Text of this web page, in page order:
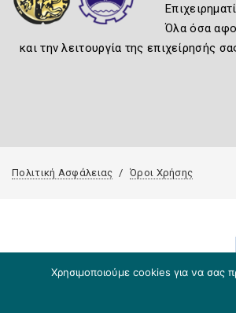
Όλα όσα
και την λειτουργία της επιχείρησής
Πολιτική Ασφάλειας Όροι Χρήσης
Χρησιμοποιούμε cookies για να σας